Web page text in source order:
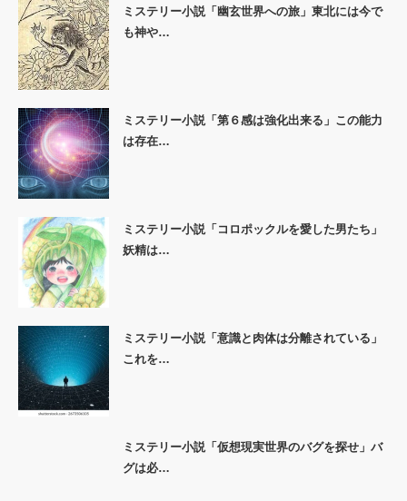
ミステリー小説「幽玄世界への旅」東北には今で
も神や…
ミステリー小説「第６感は強化出来る」この能力
は存在…
ミステリー小説「コロポックルを愛した男たち」
妖精は…
ミステリー小説「意識と肉体は分離されている」
これを…
ミステリー小説「仮想現実世界のバグを探せ」バ
グは必…